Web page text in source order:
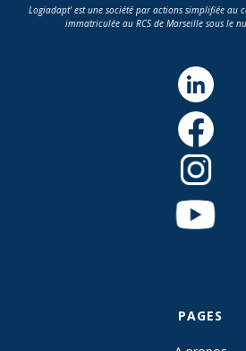
Logiadapt' est une société par actions simplifiée au
immatriculée au RCS de Marseille sous le
PAGES